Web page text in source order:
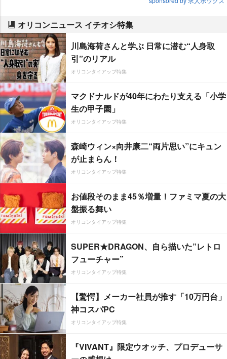
オリコンニュース イチオシ特集
川島海荷さんと学ぶ 日常に潜む“人身取
引”のリアル
オリコンタイアップ特集
マクドナルドが40年にわたり支える「小学
生の甲子園」
オリコンタイアップ特集
森崎ウィン×向井康二“両片思い”にキュン
が止まらん！
オリコンタイアップ特集
お値段そのまま45％増量！ファミマ夏の大
盤振る舞い
オリコンタイアップ特集
SUPER★DRAGON、自ら描いた”レトロ
フューチャー”
オリコンタイアップ特集
【驚愕】メーカー社員が推す「10万円台」
神コスパPC
オリコンタイアップ特集
『VIVANT』限定ウオッチ、プロデューサ